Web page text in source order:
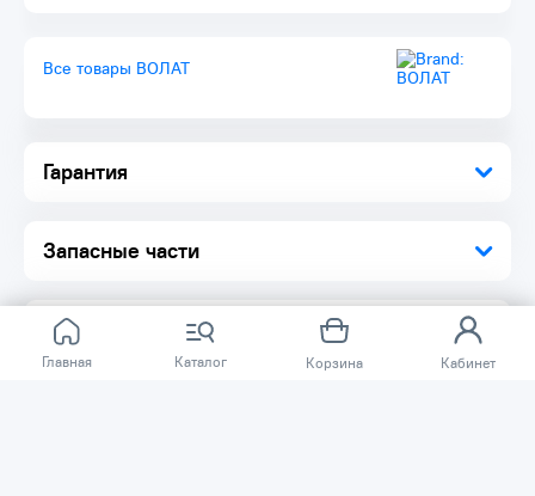
Главная Каталог Корзина Кабинет
Гарантия
Запасные части
Все товары ВОЛАТ